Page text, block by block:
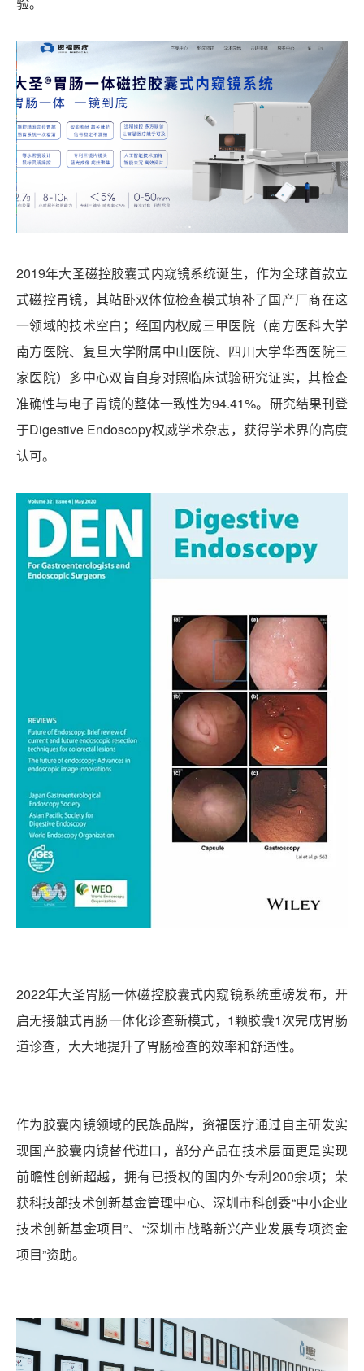
2019年大圣磁控胶囊式内窥镜系统诞生，作为全球首款立
式磁控胃镜，其站卧双体位检查模式填补了国产厂商在这
一领域的技术空白；经国内权威三甲医院（南方医科大学
南方医院、复旦大学附属中山医院、四川大学华西医院三
家医院）多中心双盲自身对照临床试验研究证实，其检查
准确性与电子胃镜的整体一致性为94.41%。研究结果刊登
于Digestive Endoscopy权威学术杂志，获得学术界的高度
认可。
2022年大圣胃肠一体磁控胶囊式内窥镜系统重磅发布，开
启无接触式胃肠一体化诊查新模式，1颗胶囊1次完成胃肠
道诊查，大大地提升了胃肠检查的效率和舒适性。
作为胶囊内镜领域的民族品牌，资福医疗通过自主研发实
现国产胶囊内镜替代进口，部分产品在技术层面更是实现
前瞻性创新超越，拥有已授权的国内外专利200余项；荣
获科技部技术创新基金管理中心、深圳市科创委“中小企业
技术创新基金项目”、“深圳市战略新兴产业发展专项资金
项目”资助。